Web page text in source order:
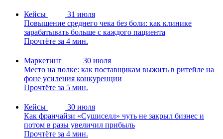
Кейсы
31 июля
Повышение среднего чека без боли: как клинике
зарабатывать больше с каждого пациента
Прочтёте за 4 мин.
Маркетинг
30 июля
Место на полке: как поставщикам выжить в ритейле на
фоне усиления конкуренции
Прочтёте за 5 мин.
Кейсы
30 июля
Как франчайзи «Сушиселл» чуть не закрыл бизнес и
потом в разы увеличил прибыль
Прочтёте за 4 мин.